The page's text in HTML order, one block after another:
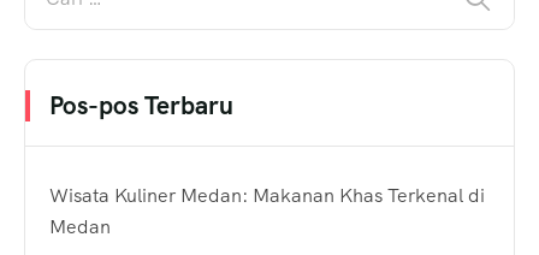
Pos-pos Terbaru
Wisata Kuliner Medan: Makanan Khas Terkenal di
Medan